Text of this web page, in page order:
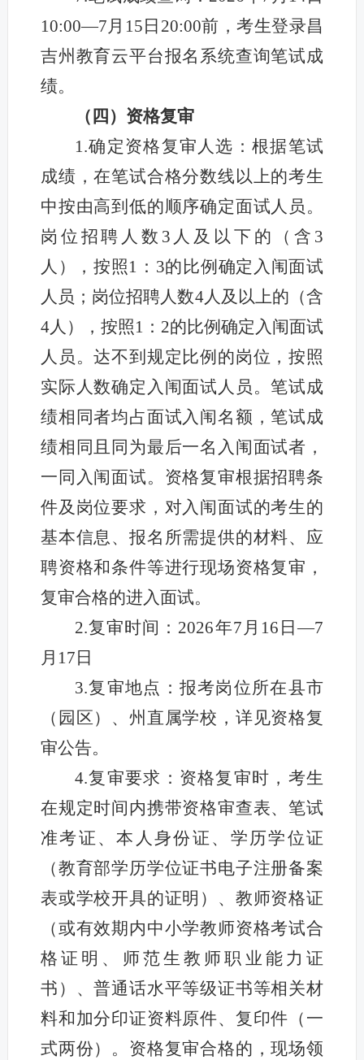
10:00—7月15日20:00前，考生登录昌
吉州教育云平台报名系统查询笔试成
绩。
（ 四 ）资格复审
1.确定资格复审人选：根据笔试
成绩，在笔试合格分数线以上的考生
中按由高到低的顺序确定面试人员。
岗位招聘人数3人及以下的（含3
人），按照1：3的比例确定入闱面试
人员；岗位招聘人数4人及以上的（含
4人），按照1：2的比例确定入闱面试
人员。达不到规定比例的岗位，按照
实际人数确定入闱面试人员。笔试成
绩相同者均占面试入闱名额，笔试成
绩相同且同为最后一名入闱面试者，
一同入闱面试。资格复审根据招聘条
件及岗位要求，对入闱面试的考生的
基本信息、报名所需提供的材料、应
聘资格和条件等进行现场资格复审，
复审合格的进入面试。
2.复审时间：2026年7月16日—7
月17日
3.复审地点：报考岗位所在县市
（园区）、州直属学校，详见资格复
审公告。
4.复审要求：资格复审时，考生
在规定时间内携带资格审查表、笔试
准考证、本人身份证、学历学位证
（教育部学历学位证书电子注册备案
表或学校开具的证明）、教师资格证
（或有效期内中小学教师资格考试合
格证明、师范生教师职业能力证
书）、普通话水平等级证书等相关材
料和加分印证资料原件、复印件（一
式两份）。资格复审合格的，现场领